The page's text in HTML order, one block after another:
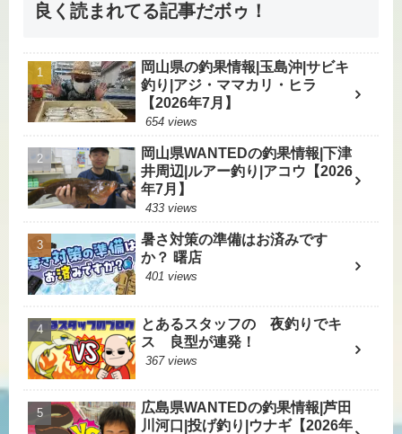
良く読まれてる記事だボゥ！
岡山県の釣果情報|玉島沖|サビキ
釣り|アジ・ママカリ・ヒラ
【2026年7月】
654 views
岡山県WANTEDの釣果情報|下津
井周辺|ルアー釣り|アコウ【2026
年7月】
433 views
暑さ対策の準備はお済みです
か？ 曙店
401 views
とあるスタッフの 夜釣りでキ
ス 良型が連発！
367 views
広島県WANTEDの釣果情報|芦田
川河口|投げ釣り|ウナギ【2026年